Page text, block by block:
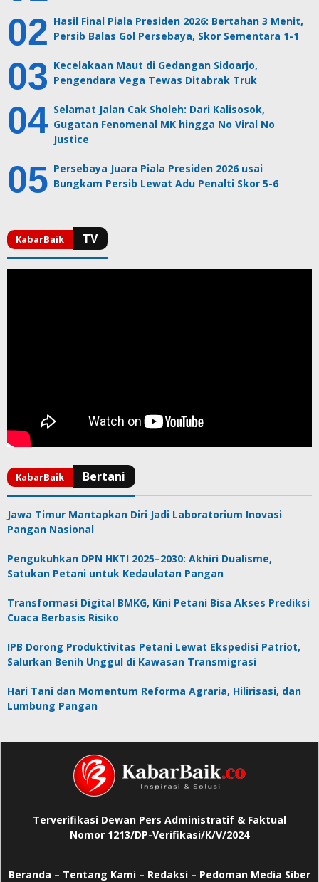
Hasil Final Piala Presiden 2026: Bertahan 3 Menit,
Persib Balas Gol Persebaya, Skor Sementara 1-1
Kecelakaan Maut di Gedangan Sidoarjo,
Pengendara Vega Tewas Ditabrak Truk
Selamat Jalan Cak Sholeh: Dari Kalisosok,
Gugatan Fenomenal MK hingga No Viral No
Justice
Persebaya Juara Piala Presiden 2026 usai
Bungkam Persib Lewat Adu Penalti Skor 5-6
Jawa Timur Mantapkan Diri Jadi Laboratorium Inovasi
Pangan Nasional
Pengukuhkan DPN HKTI 2025–2030: Akhiri Dualisme,
Satukan Petani untuk Kedaulatan Pangan
Transformasi Digital BMKG, Kini Petani Bisa Akses Prediksi
Cuaca Berbasis Risiko
IPB Dorong Produktivitas Petani Lewat Ekspedisi Patriot,
Salurkan Benih Unggul di Kawasan Transmigrasi
Hari Tani dan Momentum Reforma Agraria, Hilirisasi, dan
Lumbung Pangan
Terverifikasi Dewan Pers Administratif & Faktual
Nomor 1213/DP-Verifikasi/K/V/2024
Beranda – Tentang Kami – Redaksi – Pedoman Media Siber